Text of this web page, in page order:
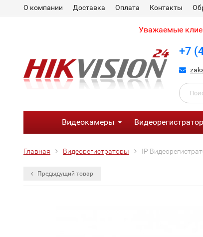
О компании Доставка Оплата Контакты
Уважаемые
+7
Видеокамеры
Главная Видеорегистраторы IP
Предыдущий товар